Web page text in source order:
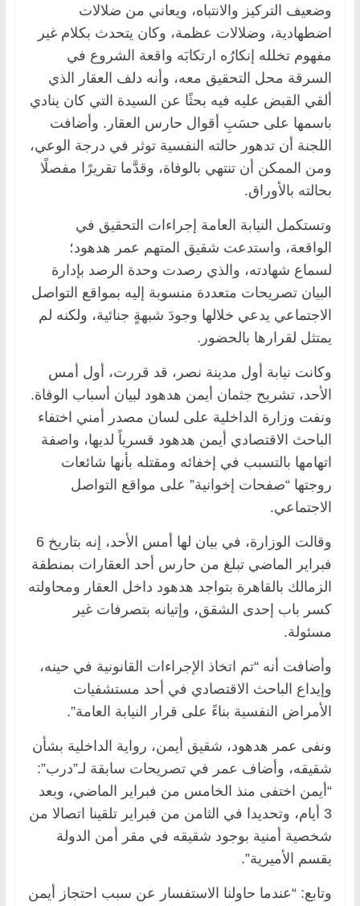
وضعيف التركيز والانتباه، ويعاني من ضلالات
اضطهادية، وضلالات عظمة، وكان يتحدث بكلام غير
مفهوم تخلله إنكارُه ارتكابَه واقعة الشروع في
السرقة محل التحقيق معه، وأنه دلف العقار الذي
ألقي القبض عليه فيه بحثًا عن السيدة التي كان ينادي
باسمها على حسَبِ أقوال حارس العقار. وأضافت
اللجنة أن تدهور حالته النفسية توثر في درجة الوعي،
ومن الممكن أن تنتهي بالوفاة، وقدَّما تقريرًا مفصلًا
بحالته بالأوراق.
وتستكمل النيابة العامة إجراءات التحقيق في
الواقعة، واستدعت شقيق المتهم عمر هدهود؛
لسماع شهادته، والذي رصدت وحدة الرصد بإدارة
البيان تصريحات متعددة منسوبة إليه بمواقع التواصل
الاجتماعي يدعي خلالها وجودَ شبهةٍ جنائية، ولكنه لم
يمتثل لقرارها بالحضور.
وكانت نيابة أول مدينة نصر، قد قررت، أول أمس
الأحد، تشريح جثمان أيمن هدهود لبيان أسباب الوفاة.
ونفت وزارة الداخلية على لسان مصدر أمني اختفاء
الباحث الاقتصادي أيمن هدهود قسرياً لديها، واصفة
اتهامها بالتسبب في إخفائه ومقتله بأنها شائعات
روجتها “صفحات إخوانية” على مواقع التواصل
الاجتماعي.
وقالت الوزارة، في بيان لها أمس الأحد، إنه بتاريخ 6
فبراير الماضي تبلغ من حارس أحد العقارات بمنطقة
الزمالك بالقاهرة بتواجد هدهود داخل العقار ومحاولته
كسر باب إحدى الشقق، وإتيانه بتصرفات غير
مسئولة.
وأضافت أنه “تم اتخاذ الإجراءات القانونية في حينه،
وإيداع الباحث الاقتصادي في أحد مستشفيات
الأمراض النفسية بناءً على قرار النيابة العامة”.
ونفى عمر هدهود، شقيق أيمن، رواية الداخلية بشأن
شقيقه، وأضاف عمر في تصريحات سابقة لـ”درب”:
“أيمن اختفى منذ الخامس من فبراير الماضي، وبعد
3 أيام، وتحديدا في الثامن من فبراير تلقينا ‏اتصالا من
شخصية أمنية بوجود شقيقه في مقر أمن الدولة
بقسم الأميرية”.
وتابع: “عندما حاولنا ‏الاستفسار عن سبب احتجاز أيمن